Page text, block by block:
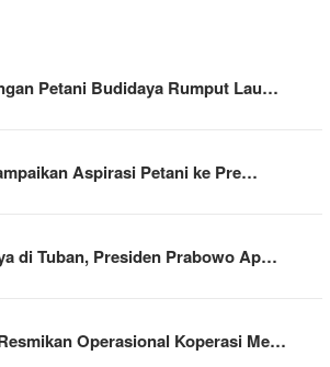
Petani Budidaya Rumput Lau…
Aspirasi Petani ke Pre…
di Tuban, Presiden Prabowo Ap…
Operasional Koperasi Me…